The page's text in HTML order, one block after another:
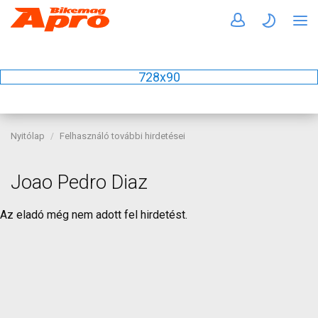
728x90
Nyitólap Felhasználó további hirdetései
Joao Pedro Diaz
Az eladó még nem adott fel hirdetést.